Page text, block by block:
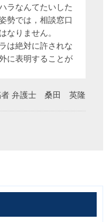
ラなんてたいした
勢では，相談窓口
なりません。
は絶対に許されな
に表明することが
弁護士 桑田 英隆